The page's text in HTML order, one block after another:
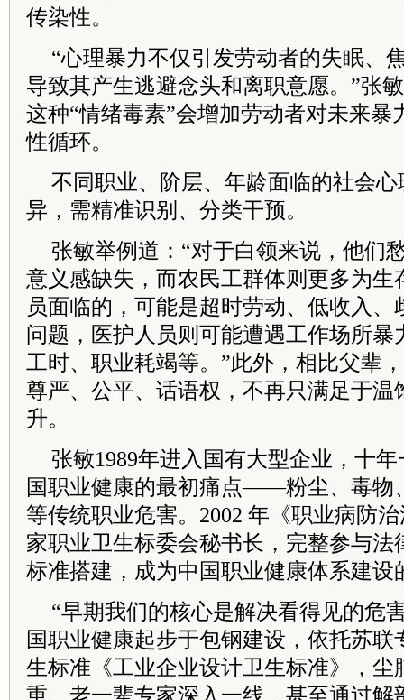
传染性。
“心理暴力不仅引发劳动者的失眠、
导致其产生逃避念头和离职意愿。”张
这种“情绪毒素”会增加劳动者对未来暴
性循环。
不同职业、阶层、年龄面临的社会
异，需精准识别、分类干预。
张敏举例道：“对于白领来说，他们
意义感缺失，而农民工群体则更多为生
员面临的，可能是超时劳动、低收入、
问题，医护人员则可能遭遇工作场所暴
工时、职业耗竭等。”此外，相比父辈
尊严、公平、话语权，不再只满足于温
升。
张敏1989年进入国有大型企业，十
国职业健康的最初痛点——粉尘、毒物
等传统职业危害。2002 年《职业病防
家职业卫生标委会秘书长，完整参与法
标准搭建，成为中国职业健康体系建设
“早期我们的核心是解决看得见的危
国职业健康起步于包钢建设，依托苏联
生标准《工业企业设计卫生标准》，尘